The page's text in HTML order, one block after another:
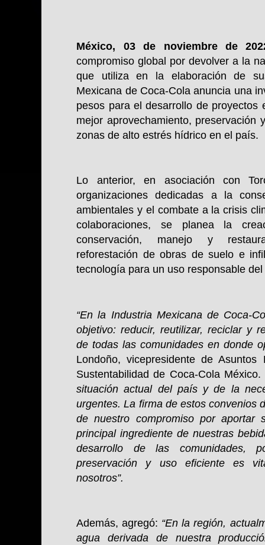
México, 03 de noviembre de
compromiso global por devolver a la
que utiliza en la elaboración de
Mexicana de Coca-Cola anuncia una
pesos para el desarrollo de proyectos
mejor aprovechamiento, preservación
zonas de alto estrés hídrico en el país.
Lo anterior, en asociación con
organizaciones dedicadas a la
ambientales y el combate a la crisis
colaboraciones, se planea la
conservación, manejo y
reforestación de obras de suelo e
tecnología para un uso responsable
“En la Industria Mexicana de Coca-
objetivo: reducir, reutilizar, reciclar y
de todas las comunidades en donde
Londoño, vicepresidente de Asuntos
Sustentabilidad de Coca-Cola México.
situación actual del país y de la
urgentes. La firma de estos convenios
de nuestro compromiso por aportar
principal ingrediente de nuestras
desarrollo de las comunidades,
preservación y uso eficiente es
nosotros”.
Además, agregó: “En la región,
agua derivada de nuestra